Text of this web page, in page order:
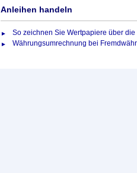
Anleihen handeln
So zeichnen Sie Wertpapiere über die
Währungsumrechnung bei